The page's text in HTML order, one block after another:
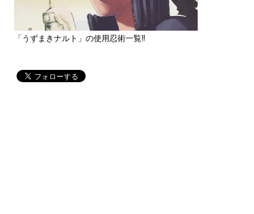
「うずまきナルト」の使用忍術一覧‼